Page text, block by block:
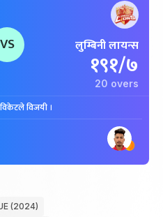
VS लुम्बिनी लायन्स
१९१/७
20 overs
विजयी ।
(2024)